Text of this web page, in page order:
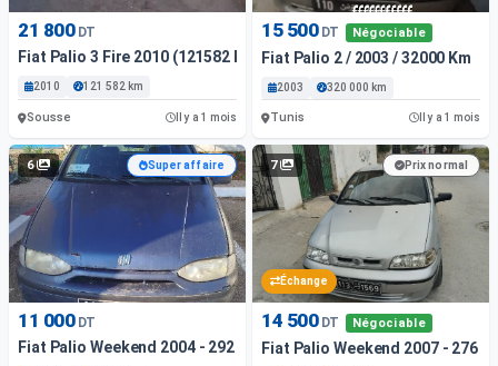
21 800 DT
Fiat Palio 3 Fire 2010 (121582 Km)
2010 121 582 km
Sousse Il y a 1 mois
15 500 DT Négociable
Fiat Palio 2 / 2003 / 32000 Km
2003 320 000 km
Tunis Il y a 1 mois
6 Super affaire
11 000 DT
Fiat Palio Weekend 2004 - 292 000 Km - Gpl
7
Échange
Prix normal
14 500 DT Négociable
Fiat Palio Weekend 2007 - 276